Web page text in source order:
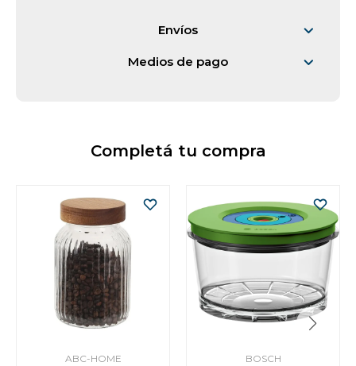
Envíos
Medios de pago
Completá tu compra
ABC-HOME BOSCH